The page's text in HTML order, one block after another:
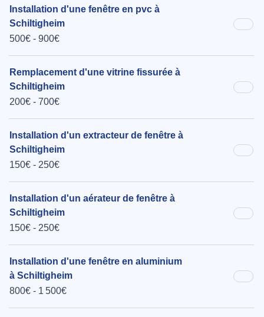
Installation d'une fenêtre en pvc à
Schiltigheim
500€ - 900€
Remplacement d'une vitrine fissurée à
Schiltigheim
200€ - 700€
Installation d'un extracteur de fenêtre à
Schiltigheim
150€ - 250€
Installation d'un aérateur de fenêtre à
Schiltigheim
150€ - 250€
Installation d'une fenêtre en aluminium
à Schiltigheim
800€ - 1 500€